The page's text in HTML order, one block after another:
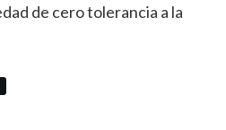
de cero tolerancia a la